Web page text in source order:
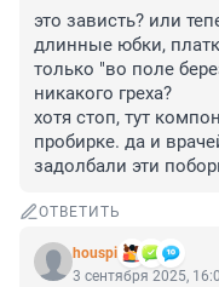
это зависть? или
длинные юбки,
только "во поле
никакого греха?
хотя стоп, тут
пробирке. да и
задолбали эти
ОТВЕТИТЬ
houspi
3 сентября 2025,